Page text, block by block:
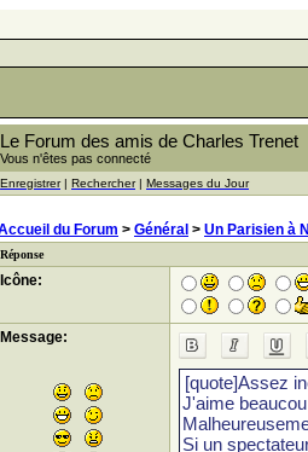
Le Forum des amis de Charles Trenet
Vous n'êtes pas connecté
Enregistrer| Rechercher| Messages du Jour
du Forum > Général > Un Parisien à
Réponse
Icône:
Message: